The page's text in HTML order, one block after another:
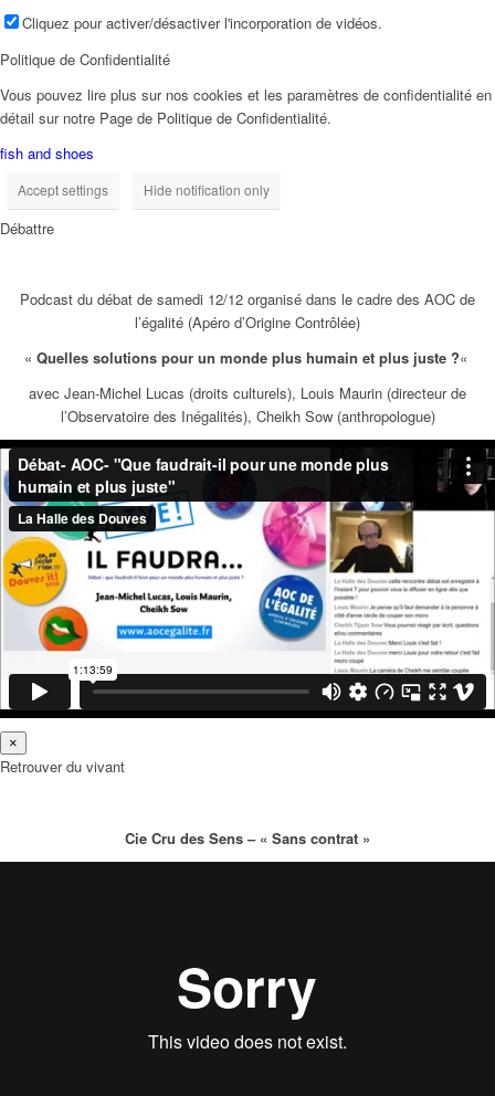
Cliquez pour activer/désactiver l'incorporation de vidéos.
Politique de Confidentialité
Vous pouvez lire plus sur nos cookies et les paramètres de confidentialité en
détail sur notre Page de Politique de Confidentialité.
fish and shoes
Accept settings Hide notification only
Débattre
Podcast du débat de samedi 12/12 organisé dans le cadre des AOC de
l’égalité (Apéro d’Origine Contrôlée)
« Quelles solutions pour un monde plus humain et plus juste ?«
avec Jean-Michel Lucas (droits culturels), Louis Maurin (directeur de
l’Observatoire des Inégalités), Cheikh Sow (anthropologue)
×
Retrouver du vivant
Cie Cru des Sens – « Sans contrat »